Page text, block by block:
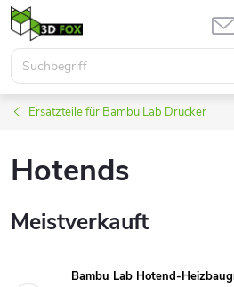
Zum
Inhalt
springen
Ersatzteile für Bambu Lab Drucker
Hotends
Meistverkauft
Bambu Lab Hotend-